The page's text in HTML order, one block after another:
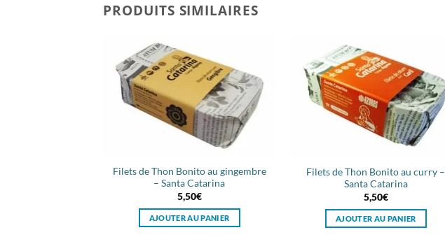
PRODUITS SIMILAIRES
Filets de Thon Bonito au gingembre
– Santa Catarina
5,50€
AJOUTER AU PANIER
Filets de Thon Bonito au curry –
Santa Catarina
5,50€
AJOUTER AU PANIER